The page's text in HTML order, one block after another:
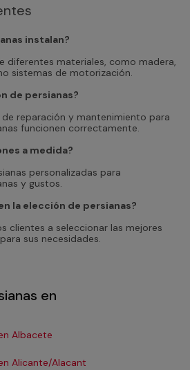
instalan?
diferentes materiales, como madera,
sistemas de motorización.
de persianas?
reparación y mantenimiento para
funcionen correctamente.
a medida?
personalizadas para
y gustos.
la elección de persianas?
clientes a seleccionar las mejores
sus necesidades.
en
Albacete
Alicante/Alacant